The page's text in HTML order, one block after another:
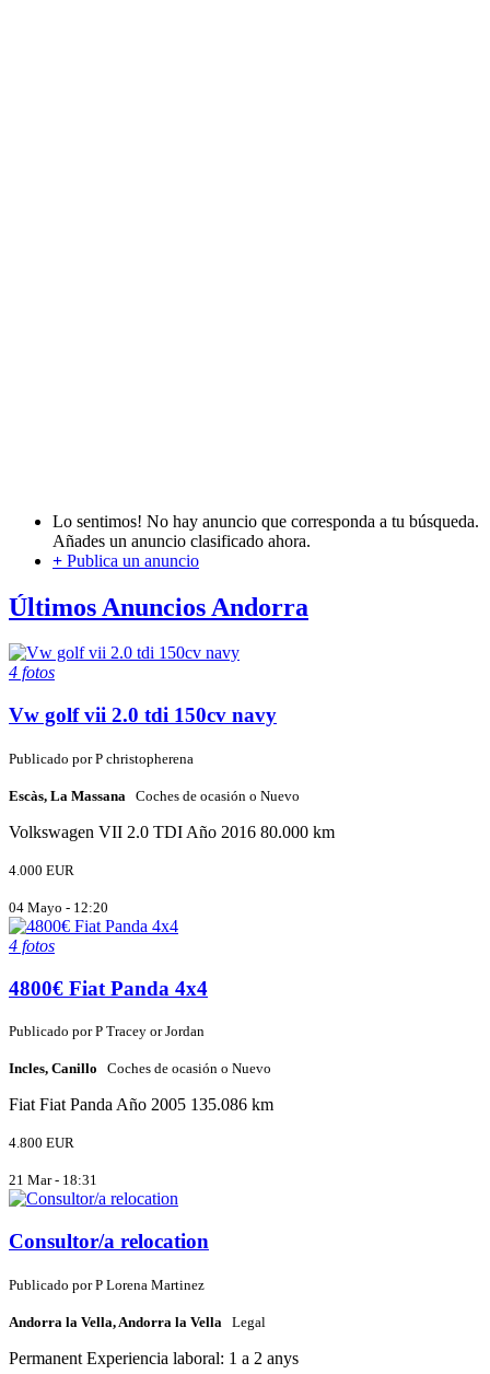
Lo sentimos! No hay anuncio que corresponda a tu búsqueda.
Añades un anuncio clasificado ahora.
+ Publica un anuncio
Últimos Anuncios Andorra
4 fotos
Vw golf vii 2.0 tdi 150cv navy
Publicado porP christopherena
Escàs, La Massana Coches de ocasión o Nuevo
Volkswagen VII 2.0 TDI Año 2016 80.000 km
4.000 EUR
04 Mayo - 12:20
4 fotos
4800€ Fiat Panda 4x4
Publicado porP Tracey or Jordan
Incles, Canillo Coches de ocasión o Nuevo
Fiat Fiat Panda Año 2005 135.086 km
4.800 EUR
21 Mar - 18:31
Consultor/a relocation
Publicado porP Lorena Martinez
Andorra la Vella, Andorra la Vella Legal
Permanent Experiencia laboral: 1 a 2 anys